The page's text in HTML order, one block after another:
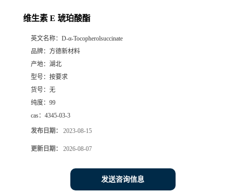
维生素 E 琥珀酸酯
英文名称： D-α-Tocopherolsuccinate
品牌： 方德新材料
产地： 湖北
型号： 按要求
货号： 无
纯度： 99
cas： 4345-03-3
发布日期： 2023-08-15
更新日期： 2026-08-07
发送咨询信息